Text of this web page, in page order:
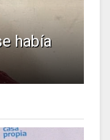
había